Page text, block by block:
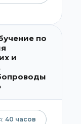
по
и
40 часов